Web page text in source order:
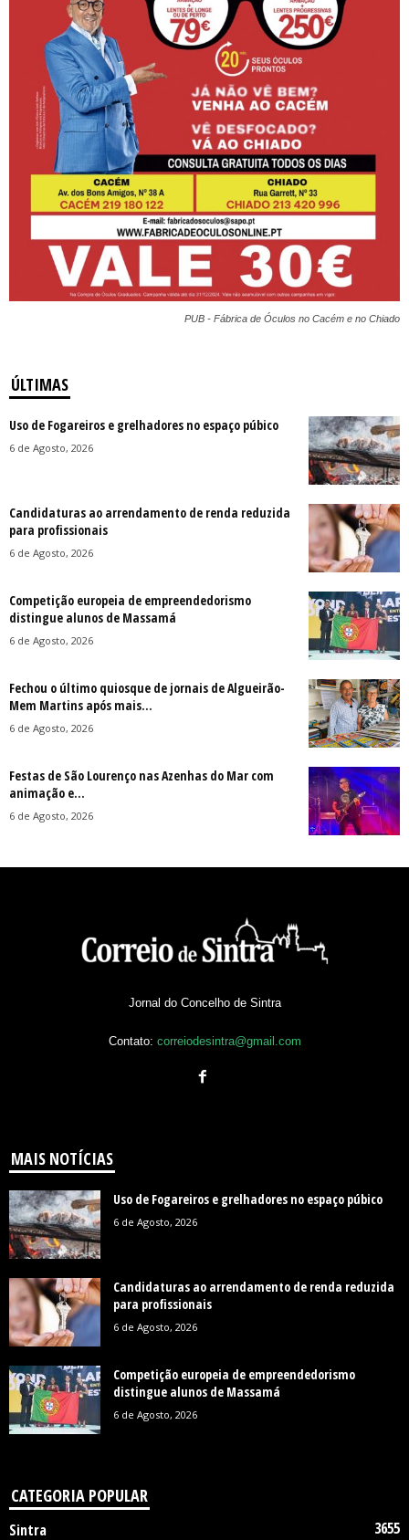
PUB - Fábrica de Óculos no Cacém e no Chiado
ÚLTIMAS
Uso de Fogareiros e grelhadores no espaço púbico
6 de Agosto, 2026
Candidaturas ao arrendamento de renda reduzida
para profissionais
6 de Agosto, 2026
Competição europeia de empreendedorismo
distingue alunos de Massamá
6 de Agosto, 2026
Fechou o último quiosque de jornais de Algueirão-
Mem Martins após mais...
6 de Agosto, 2026
Festas de São Lourenço nas Azenhas do Mar com
animação e...
6 de Agosto, 2026
Jornal do Concelho de Sintra
Contato: correiodesintra@gmail.com
MAIS NOTÍCIAS
Uso de Fogareiros e grelhadores no espaço púbico
6 de Agosto, 2026
Candidaturas ao arrendamento de renda reduzida
para profissionais
6 de Agosto, 2026
Competição europeia de empreendedorismo
distingue alunos de Massamá
6 de Agosto, 2026
CATEGORIA POPULAR
Sintra 3655